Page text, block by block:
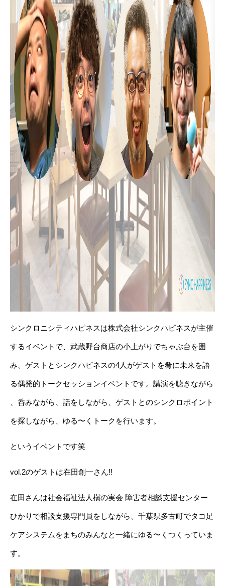
シンクロニシティハピネスは株式会社シンクハピネスが主催
するイベントで、武蔵野台商店の小上がりでちゃぶ台を囲
み、 ゲストとシンクハピネスの4人がゲストを肴に未来を語
る偶発的トークセッションイベントです。講演を聴きながら
、呑みながら、話をしながら、ゲストとのシンクロポイン ト
を探しながら、ゆる〜くトークを行います。
というイベントです笑
vol.2のゲストは在田創一さん!!
在田さんは社会福祉法人槇の実会 障害者相談支援センター
ひかりで相談支援専門員をしながら、千葉県多古町でタコ足
ケアシステムをまちのみんなと一緒にゆる〜くつくっていま
す。